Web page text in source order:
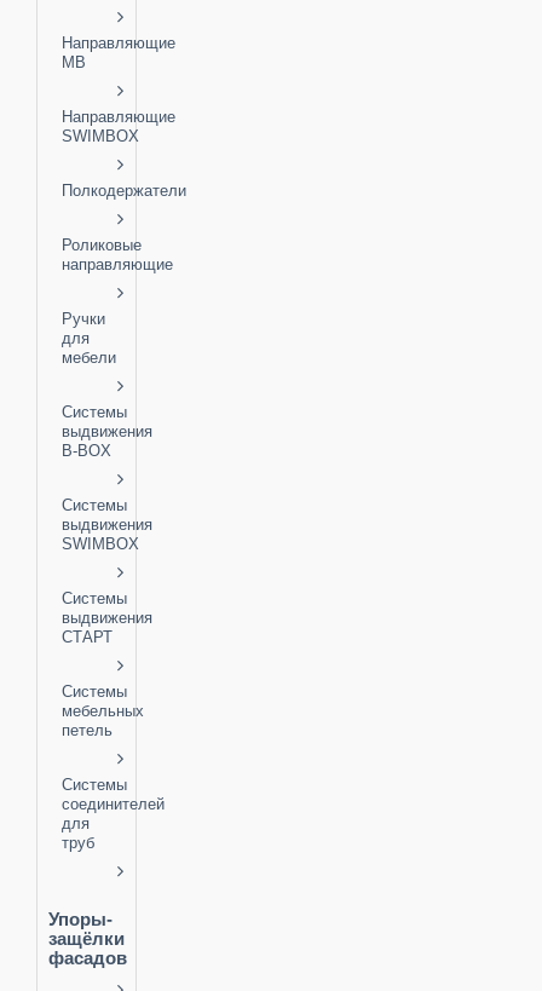
Направляющие
MB
Направляющие
SWIMBOX
Полкодержатели
Роликовые
направляющие
Ручки
для
мебели
Системы
выдвижения
B-BOX
Системы
выдвижения
SWIMBOX
Системы
выдвижения
СТАРТ
Системы
мебельных
петель
Системы
соединителей
для
труб
Упоры-
защёлки
фасадов